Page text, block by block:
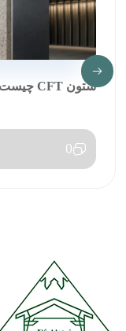
ستون CFT چیست؟ مزایا، اجرا، قیمت و مق...
0